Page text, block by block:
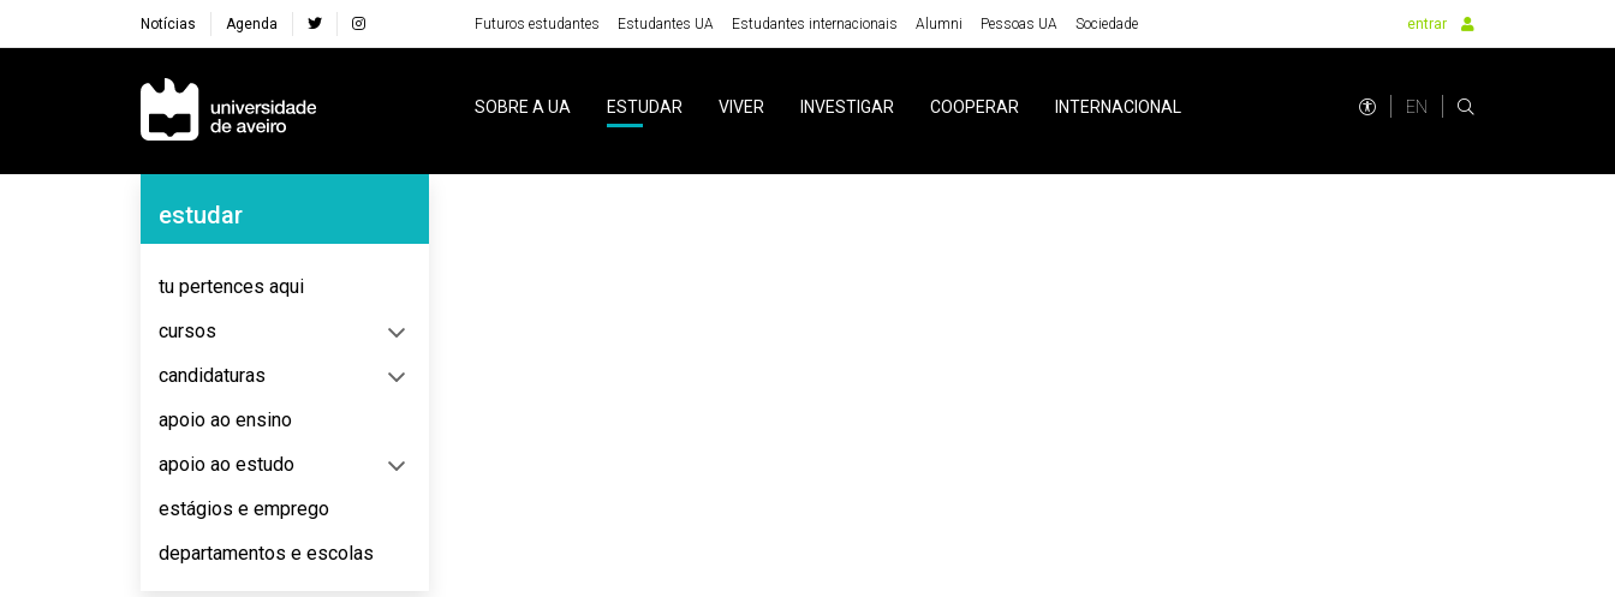
Notícias Agenda Futuros estudantes Estudantes UA Estudantes internacionais Alumni Pessoas UA Sociedade entrar
Navegação Principal
SOBRE A UA ESTUDAR VIVER INVESTIGAR COOPERAR INTERNACIONAL EN
Navegação Lateral
estudar
tu pertences aqui
cursos
candidaturas
apoio ao ensino
apoio ao estudo
estágios e emprego
departamentos e escolas